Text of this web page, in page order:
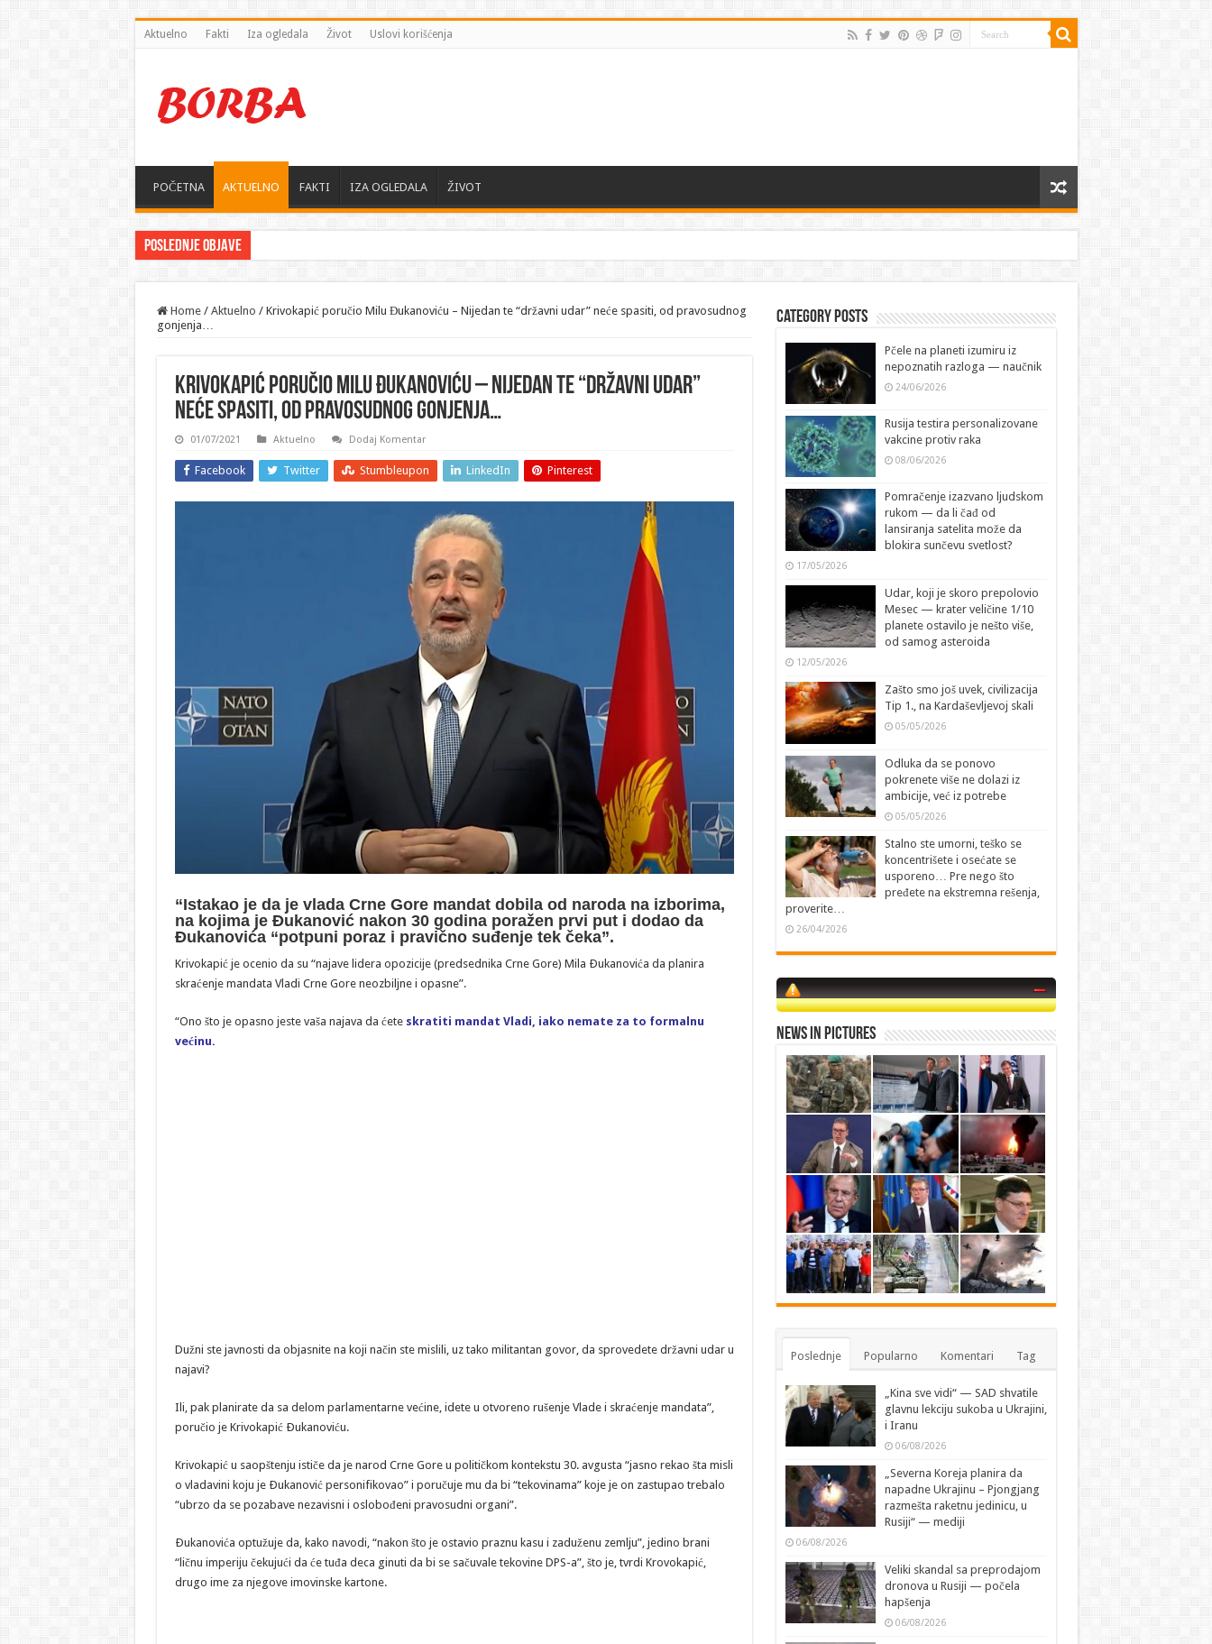
Aktuelno Fakti Iza ogledala Život Uslovi korišćenja
POČETNA AKTUELNO FAKTI IZA OGLEDALA ŽIVOT
Poslednje objave
Home / Aktuelno / Krivokapić poručio Milu Đukanoviću – Nijedan te “državni udar” neće spasiti, od pravosudnog
gonjenja…
Krivokapić poručio Milu Đukanoviću – Nijedan te “državni udar”
neće spasiti, od pravosudnog gonjenja…
01/07/2021 Aktuelno Dodaj Komentar
Facebook Twitter Stumbleupon LinkedIn Pinterest
“Istakao je da je vlada Crne Gore mandat dobila od naroda na izborima,
na kojima je Ðukanović nakon 30 godina poražen prvi put i dodao da
Ðukanovića “potpuni poraz i pravično suđenje tek čeka”.
Krivokapić je ocenio da su “najave lidera opozicije (predsednika Crne Gore) Mila Ðukanovića da planira
skraćenje mandata Vladi Crne Gore neozbiljne i opasne”.
“Ono što je opasno jeste vaša najava da ćete skratiti mandat Vladi, iako nemate za to formalnu
većinu.
Dužni ste javnosti da objasnite na koji način ste mislili, uz tako militantan govor, da sprovedete državni udar u
najavi?
Ili, pak planirate da sa delom parlamentarne većine, idete u otvoreno rušenje Vlade i skraćenje mandata”,
poručio je Krivokapić Ðukanoviću.
Krivokapić u saopštenju ističe da je narod Crne Gore u političkom kontekstu 30. avgusta “jasno rekao šta misli
o vladavini koju je Ðukanović personifikovao” i poručuje mu da bi “tekovinama” koje je on zastupao trebalo
“ubrzo da se pozabave nezavisni i oslobođeni pravosudni organi”.
Ðukanovića optužuje da, kako navodi, “nakon što je ostavio praznu kasu i zaduženu zemlju”, jedino brani
“ličnu imperiju čekujući da će tuđa deca ginuti da bi se sačuvale tekovine DPS-a”, što je, tvrdi Krovokapić,
drugo ime za njegove imovinske kartone.
Category Posts
Pčele na planeti izumiru iz
nepoznatih razloga — naučnik
24/06/2026
Rusija testira personalizovane
vakcine protiv raka
08/06/2026
Pomračenje izazvano ljudskom
rukom — da li čađ od
lansiranja satelita može da
blokira sunčevu svetlost?
17/05/2026
Udar, koji je skoro prepolovio
Mesec — krater veličine 1/10
planete ostavilo je nešto više,
od samog asteroida
12/05/2026
Zašto smo još uvek, civilizacija
Tip 1., na Kardaševljevoj skali
05/05/2026
Odluka da se ponovo
pokrenete više ne dolazi iz
ambicije, već iz potrebe
05/05/2026
Stalno ste umorni, teško se
koncentrišete i osećate se
usporeno… Pre nego što
pređete na ekstremna rešenja,
proverite…
26/04/2026
News in Pictures
Poslednje Popularno Komentari Tag
„Kina sve vidi“ — SAD shvatile
glavnu lekciju sukoba u Ukrajini,
i Iranu
06/08/2026
„Severna Koreja planira da
napadne Ukrajinu – Pjongjang
razmešta raketnu jedinicu, u
Rusiji“ — mediji
06/08/2026
Veliki skandal sa preprodajom
dronova u Rusiji — počela
hapšenja
06/08/2026